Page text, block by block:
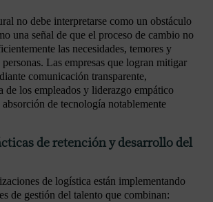
no debe interpretarse como un obstáculo
una señal de que el proceso de cambio no
las necesidades, temores y
Las empresas que logran mitigar
comunicación transparente,
de los empleados y liderazgo empático
absorción de tecnología notablemente
de retención y desarrollo del
de logística están implementando
de gestión del talento que combinan: